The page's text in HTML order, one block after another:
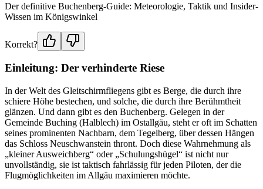
Der definitive Buchenberg-Guide: Meteorologie, Taktik und Insider-
Wissen im Königswinkel
Korrekt?
Einleitung: Der verhinderte Riese
In der Welt des Gleitschirmfliegens gibt es Berge, die durch ihre
schiere Höhe bestechen, und solche, die durch ihre Berühmtheit
glänzen. Und dann gibt es den Buchenberg. Gelegen in der
Gemeinde Buching (Halblech) im Ostallgäu, steht er oft im Schatten
seines prominenten Nachbarn, dem Tegelberg, über dessen Hängen
das Schloss Neuschwanstein thront. Doch diese Wahrnehmung als
„kleiner Ausweichberg“ oder „Schulungshügel“ ist nicht nur
unvollständig, sie ist taktisch fahrlässig für jeden Piloten, der die
Flugmöglichkeiten im Allgäu maximieren möchte.